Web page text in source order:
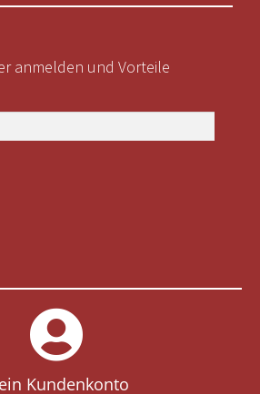
anmelden und Vorteile
Kundenkonto